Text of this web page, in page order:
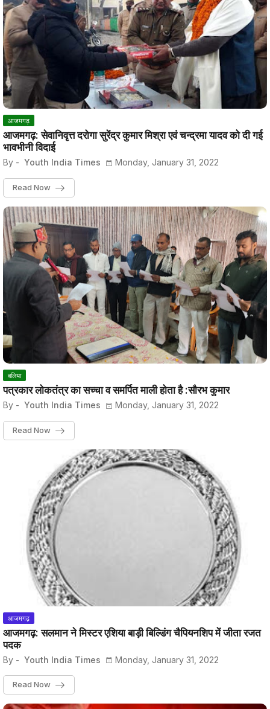
आजमगढ़
आजमगढ़: सेवानिवृत्त दरोगा सुरेंद्र कुमार मिश्रा एवं चन्द्रमा यादव को दी गई
भावभीनी विदाई
By - Youth India Times Monday, January 31, 2022
Read Now
बलिया
पत्रकार लोकतंत्र का सच्चा व समर्पित माली होता है :सौरभ कुमार
By - Youth India Times Monday, January 31, 2022
Read Now
आजमगढ़
आजमगढ़: सलमान ने मिस्टर एशिया बाड़ी बिल्डिंग चैपियनशिप में जीता रजत
पदक
By - Youth India Times Monday, January 31, 2022
Read Now